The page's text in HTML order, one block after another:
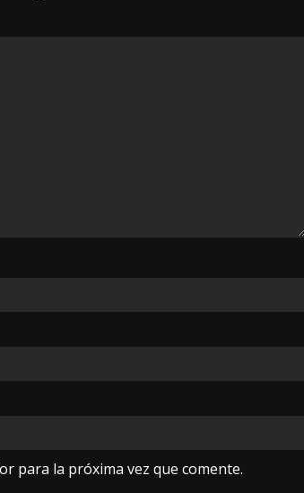
para la próxima vez que comente.